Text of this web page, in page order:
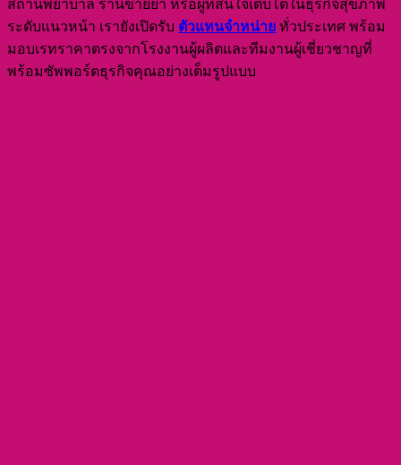
สถานพยาบาล ร้านขายยา หรือผู้ที่สนใจเติบโตในธุรกิจสุขภาพ
ระดับแนวหน้า เรายังเปิดรับ ตัวแทนจำหน่าย ทั่วประเทศ พร้อม
มอบเรทราคาตรงจากโรงงานผู้ผลิตและทีมงานผู้เชี่ยวชาญที่
พร้อมซัพพอร์ตธุรกิจคุณอย่างเต็มรูปแบบ